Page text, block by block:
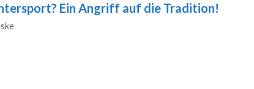
Ein Angriff auf die Tradition!